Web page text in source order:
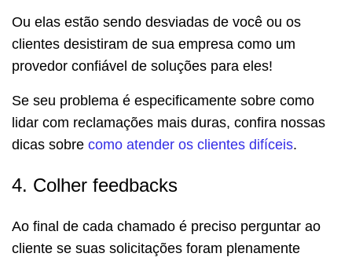
Ou elas estão sendo desviadas de você ou os
clientes desistiram de sua empresa como um
provedor confiável de soluções para eles!
Se seu problema é especificamente sobre como
lidar com reclamações mais duras, confira nossas
dicas sobre como atender os clientes difíceis.
4. Colher feedbacks
Ao final de cada chamado é preciso perguntar ao
cliente se suas solicitações foram plenamente